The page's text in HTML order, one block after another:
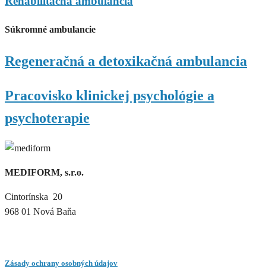
Súkromné ambulancie
Regeneračná a detoxikačná ambulancia
Pracovisko klinickej psychológie a
psychoterapie
MEDIFORM, s.r.o.
Cintorínska 20
968 01 Nová Baňa
Zásady ochrany osobných údajov